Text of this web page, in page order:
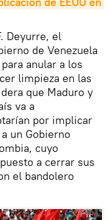
Deyurre, el
de Venezuela
anular a los
limpieza en las
que Maduro y
va a
por implicar
un Gobierno
cuyo
a cerrar sus
el bandolero